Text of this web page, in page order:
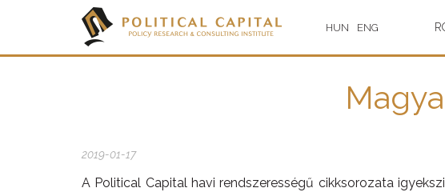
HUN ENG
2019-01-17
A Political Capital havi rendszerességű cikksorozata